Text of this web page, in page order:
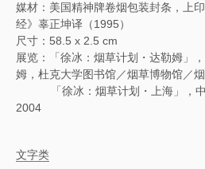
媒材：美国精神牌卷烟包装封条，上
经》辜正坤译（1995）
尺寸：58.5 x 2.5 cm
展览：「徐冰：烟草计划・达勒姆」
姆，杜克大学图书馆／烟草博物馆／
「徐冰：烟草计划・上海」，中
2004
文字类